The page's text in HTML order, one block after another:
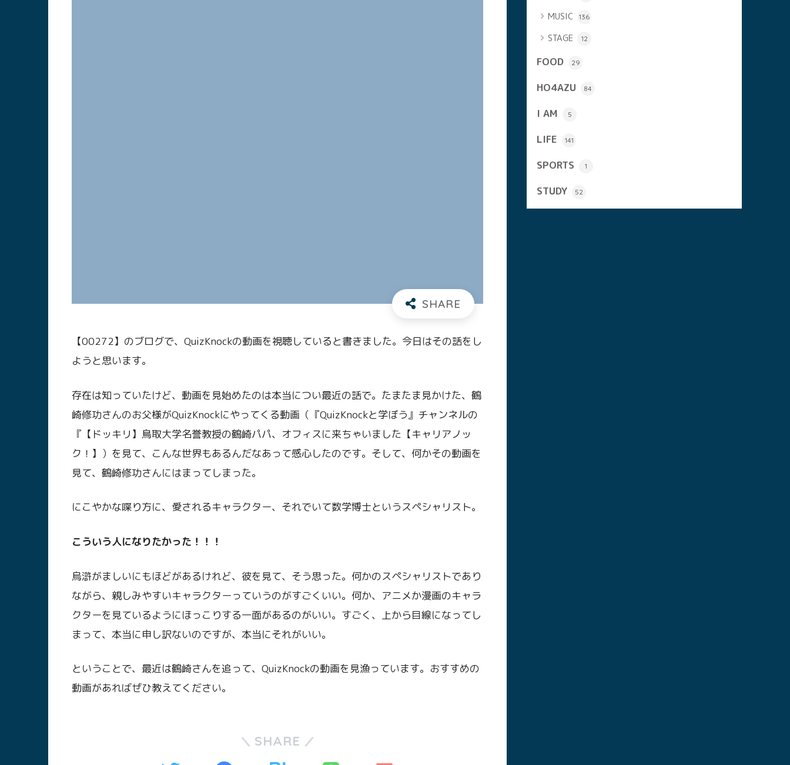
【00272】のブログで、QuizKnockの動画を視聴していると書きました。今日はその話をし
ようと思います。
存在は知っていたけど、動画を見始めたのは本当につい最近の話で。たまたま見かけた、鶴
崎修功さんのお父様がQuizKnockにやってくる動画（『QuizKnockと学ぼう』チャンネルの
『【ドッキリ】鳥取大学名誉教授の鶴崎パパ、オフィスに来ちゃいました【キャリアノッ
ク！】）を見て、こんな世界もあるんだなあって感心したのです。そして、何かその動画を
見て、鶴崎修功さんにはまってしまった。
にこやかな喋り方に、愛されるキャラクター、それでいて数学博士というスペシャリスト。
こういう人になりたかった！！！
烏滸がましいにもほどがあるけれど、彼を見て、そう思った。何かのスペシャリストであり
ながら、親しみやすいキャラクターっていうのがすごくいい。何か、アニメか漫画のキャラ
クターを見ているようにほっこりする一面があるのがいい。すごく、上から目線になってし
まって、本当に申し訳ないのですが、本当にそれがいい。
ということで、最近は鶴崎さんを追って、QuizKnockの動画を見漁っています。おすすめの
動画があればぜひ教えてください。
SHARE
MUSIC
136
STAGE 12
FOOD 29
HO4AZU 84
I AM 5
LIFE 141
SPORTS 1
STUDY 52